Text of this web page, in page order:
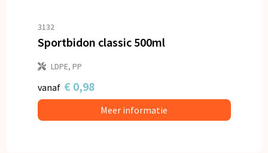
3132
Sportbidon classic 500ml
LDPE, PP
vanaf € 0,98
Meer informatie